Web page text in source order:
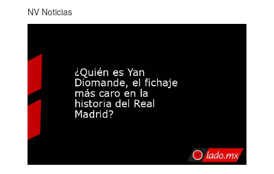
NV Noticias